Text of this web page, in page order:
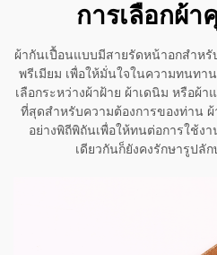
การเลือกผ้
ผ้ากันเปื้อนแบบมีสายรัดหน้าอกสำหรั
พรีเมียม เพื่อให้มั่นใจในความทนท
เลือกระหว่างผ้าฝ้าย ผ้าเดนิม หรือผ้
ที่สุดสำหรับความต้องการของท่าน
อย่างพิถีพิถันเพื่อให้ทนต่อการใช้
เดียวกันก็ยังคงรักษารูปลั